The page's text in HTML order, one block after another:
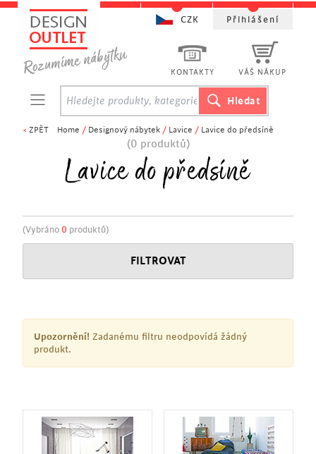
< ZPĚT Home / Designový nábytek / Lavice / Lavice do předsíně
(0 produktů)
Lavice do předsíně
(Vybráno 0 produktů)
FILTROVAT
Upozornění! Zadanému filtru neodpovídá žádný
produkt.
KONTAKTY VÁŠ NÁKUP
CZK Přihlášení